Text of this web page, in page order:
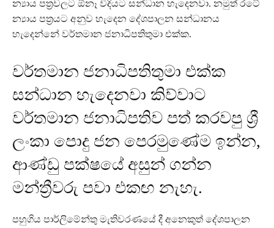
න්‍යාය පත්‍රවලට ඕනෑ විදියට සන්ධාන හැදෙනවා. නමුත් රටේ
න්‍යාය පත්‍රයට අනුව හැදෙන දේශපාලන සන්ධානය
හැදෙන්නේ වර්තමාන ජනාධිපතිතුමා එක්ක.
වර්තමාන ජනාධිපතිතුමා එක්ක
සන්ධාන හැදෙනවා කිව්වාට
වර්තමාන ජනාධිපතිව පත් කරවපු ශ්‍රී
ලංකා පොදු ජන පෙරමුණේම ඉන්න,
ආණ්ඩු පක්ෂයේ අසුන් ගන්න
මන්ත්‍රීවරු පවා එකඟ නැහැ.
පහුගිය පාර්ලිමේන්තු මැතිවරණයේ දී අනෙකුත් දේශපාලන